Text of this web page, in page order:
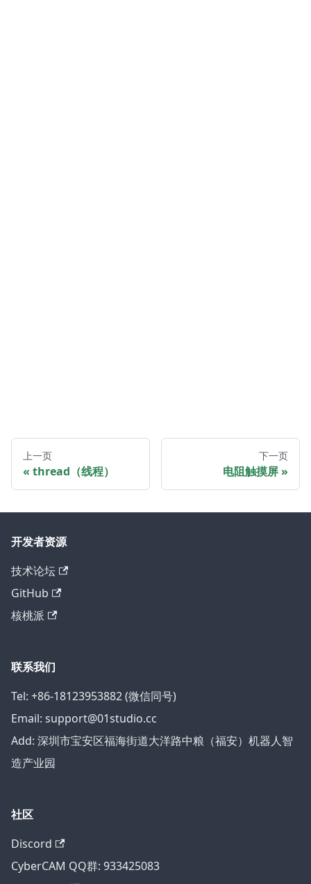
上一页
thread（线程）
下一页
电阻触摸屏
开发者资源
技术论坛
GitHub
核桃派
联系我们
Tel: +86-18123953882 (微信同号)
Email: support@01studio.cc
Add: 深圳市宝安区福海街道大洋路中粮（福安）机器人智
造产业园
社区
Discord
CyberCAM QQ群: 933425083